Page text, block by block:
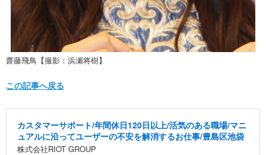
齋藤飛鳥【撮影：浜瀬将樹】
この記事へ戻る
カスタマーサポート/年間休日120日以上/活気のある職場/マニ
ュアルに沿ってユーザーの不安を解消するお仕事/豊島区池袋
株式会社RIOT GROUP